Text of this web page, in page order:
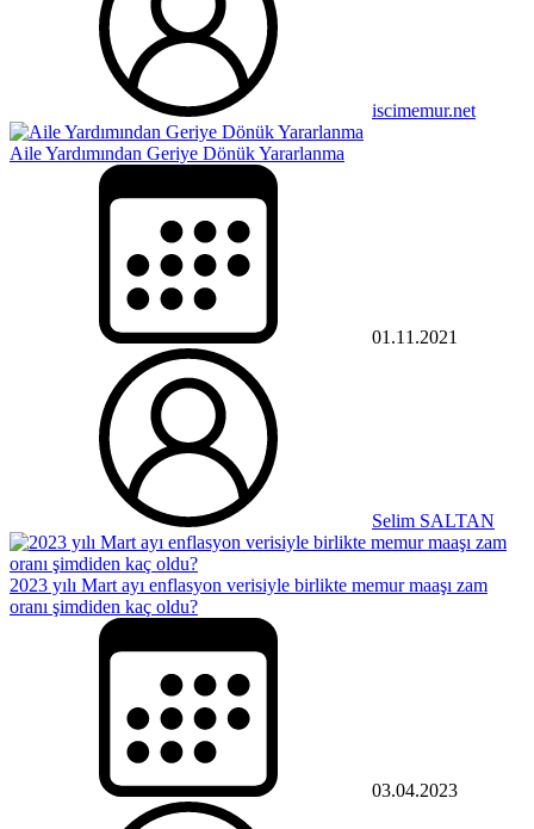
iscimemur.net
Aile Yardımından Geriye Dönük Yararlanma
01.11.2021
Selim SALTAN
2023 yılı Mart ayı enflasyon verisiyle birlikte memur maaşı zam
oranı şimdiden kaç oldu?
03.04.2023